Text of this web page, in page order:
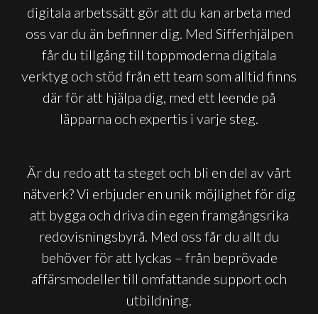
digitala arbetssätt gör att du kan arbeta med
oss var du än befinner dig. Med Sifferhjälpen
får du tillgång till toppmoderna digitala
verktyg och stöd från ett team som alltid finns
där för att hjälpa dig, med ett leende på
läpparna och expertis i varje steg.
Är du redo att ta steget och bli en del av vårt
nätverk? Vi erbjuder en unik möjlighet för dig
att bygga och driva din egen framgångsrika
redovisningsbyrå. Med oss får du allt du
behöver för att lyckas – från beprövade
affärsmodeller till omfattande support och
utbildning.